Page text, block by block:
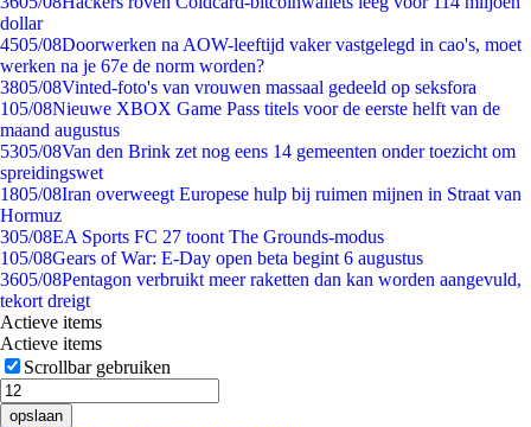
dollar
4505/08Doorwerken na AOW-leeftijd vaker vastgelegd in cao's, moet
werken na je 67e de norm worden?
3805/08Vinted-foto's van vrouwen massaal gedeeld op seksfora
105/08Nieuwe XBOX Game Pass titels voor de eerste helft van de
maand augustus
5305/08Van den Brink zet nog eens 14 gemeenten onder toezicht om
spreidingswet
1805/08Iran overweegt Europese hulp bij ruimen mijnen in Straat van
Hormuz
305/08EA Sports FC 27 toont The Grounds-modus
105/08Gears of War: E-Day open beta begint 6 augustus
3605/08Pentagon verbruikt meer raketten dan kan worden aangevuld,
tekort dreigt
Actieve items
Actieve items
Scrollbar gebruiken
opslaan